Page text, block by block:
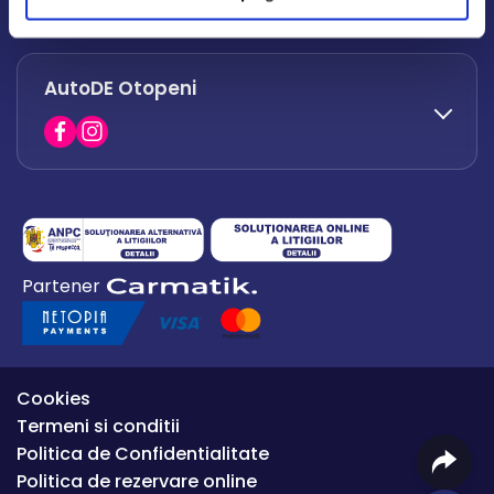
office.afumati@autode.ro
0730 063 852
0730 063 851
AutoDE Otopeni
0754 649 360
office.premium@autode.ro
Partener
Cookies
Termeni si conditii
Politica de Confidentialitate
Politica de rezervare online